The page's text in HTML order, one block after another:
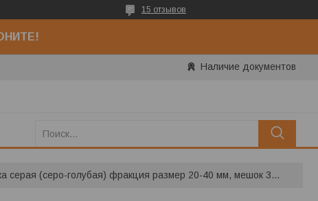
15 отзывов
Наличие документов
Мраморная крошка серая (серо-голубая) фракция размер 20-40 мм, мешок 30 кг